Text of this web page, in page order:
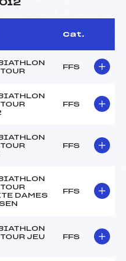
Cat.
FFS
FFS
FFS
DAMES
FFS
JEU
FFS